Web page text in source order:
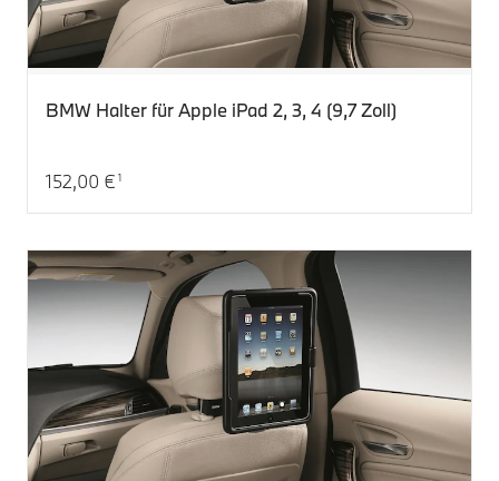
BMW Halter für Apple iPad 2, 3, 4 (9,7 Zoll)
Aktueller Preis: 152,00 €
152,00 € 1